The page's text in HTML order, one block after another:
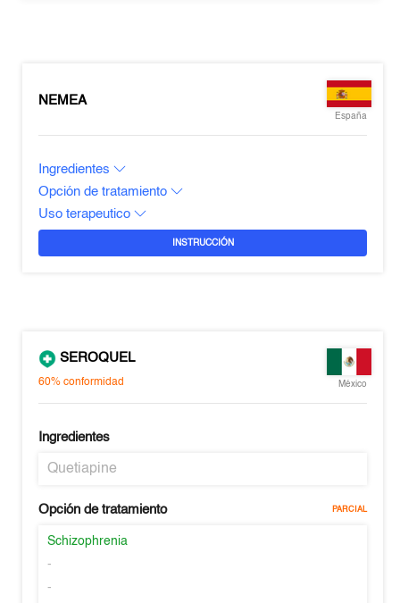
NEMEA
España
Ingredientes
Opción de tratamiento
Uso terapeutico
INSTRUCCIÓN
SEROQUEL
60%conformidad México
Ingredientes
Quetiapine
Opción de tratamiento PARCIAL
Schizophrenia
-
-